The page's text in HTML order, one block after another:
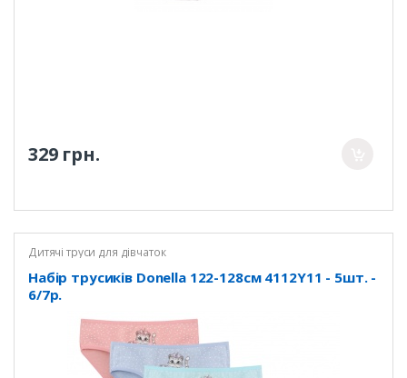
329 грн.
Дитячі труси для дівчаток
Набір трусиків Donella 122-128см 4112Y11 - 5шт. -
6/7р.